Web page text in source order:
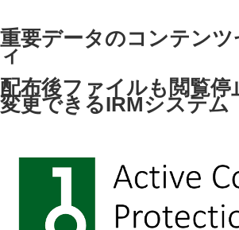
重要データのコンテン
ィ
配布後ファイルも閲覧停
変更できるIRMシステム